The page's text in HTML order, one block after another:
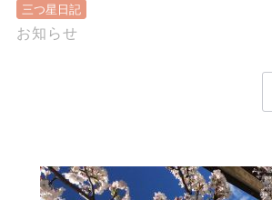
三つ星日記
お知らせ